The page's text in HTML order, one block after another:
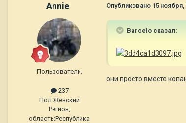
Annie
Пользователи.
237
Пол:Женский
Регион,
область:Республика
Опубликовано 15 ноября,
Barcelo сказал:
они просто вместе